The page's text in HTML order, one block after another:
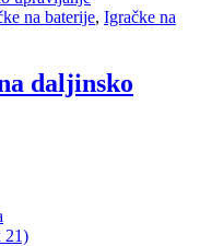
na baterije, Igračke na
daljinsko
21)